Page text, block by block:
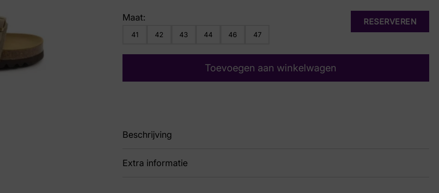
RESERVEREN
Maat:
41 42 43 44 46 47
Toevoegen aan winkelwagen
Beschrijving
89 F300742361 Julien Dark Beige
Extra informatie